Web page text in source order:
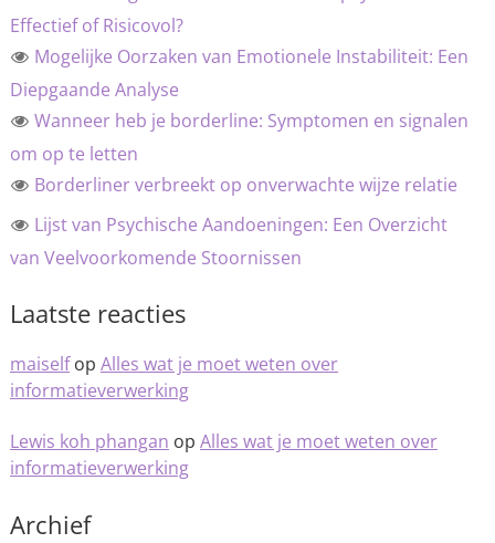
Effectief of Risicovol?
Mogelijke Oorzaken van Emotionele Instabiliteit: Een
Diepgaande Analyse
Wanneer heb je borderline: Symptomen en signalen
om op te letten
Borderliner verbreekt op onverwachte wijze relatie
Lijst van Psychische Aandoeningen: Een Overzicht
van Veelvoorkomende Stoornissen
Laatste reacties
maiselfop Alles wat je moet weten over
informatieverwerking
Lewis koh phangan op Alles wat je moet weten over
informatieverwerking
Archief